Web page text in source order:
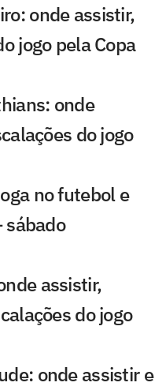
onde assistir,
jogo pela Copa
onde
do jogo
no futebol e
sábado
assistir,
do jogo
onde assistir e